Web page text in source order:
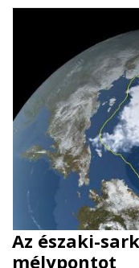
Az északi-
mélypontot